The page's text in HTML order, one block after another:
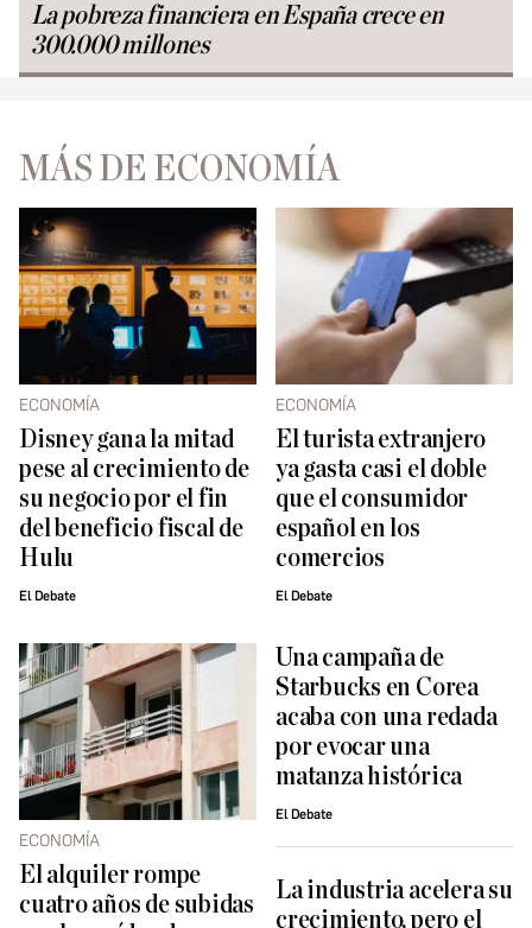
La pobreza financiera en España crece en
300.000 millones
MÁS DE ECONOMÍA
ECONOMÍA
Disney gana la mitad
pese al crecimiento de
su negocio por el fin
del beneficio fiscal de
Hulu
El Debate
ECONOMÍA
El turista extranjero
ya gasta casi el doble
que el consumidor
español en los
comercios
El Debate
ECONOMÍA
El alquiler rompe
cuatro años de subidas
Una campaña de
Starbucks en Corea
acaba con una redada
por evocar una
matanza histórica
El Debate
La industria acelera su
crecimiento, pero el